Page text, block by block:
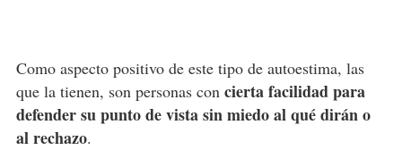
Como aspecto positivo de este tipo de autoestima, las
que la tienen, son personas con cierta facilidad para
defender su punto de vista sin miedo al qué dirán o
al rechazo.